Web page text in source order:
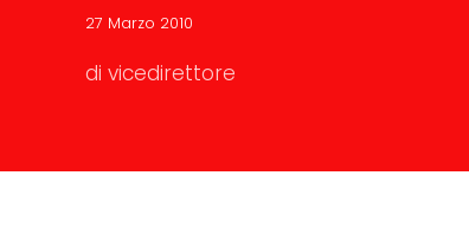
27 Marzo 2010
di vicedirettore